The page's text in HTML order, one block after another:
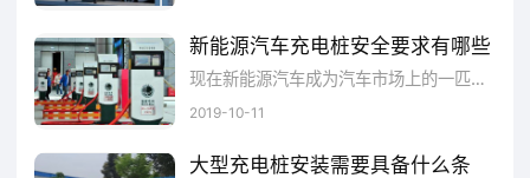
低，施工也比较简单，对变压器的负荷也不是
很大，小区的配电柜都可以直接去电安装。
交流充电桩充电功率可高达7KW，只要是
新能源汽车充电桩安全要求有哪些
现在新能源汽车成为汽车市场上的一匹黑马，有了新能源汽车怎么能少了新能源汽车充电桩呢!所以大家有了解过新能源汽车充电桩吗?
2019-10-11
大型充电桩安装需要具备什么条